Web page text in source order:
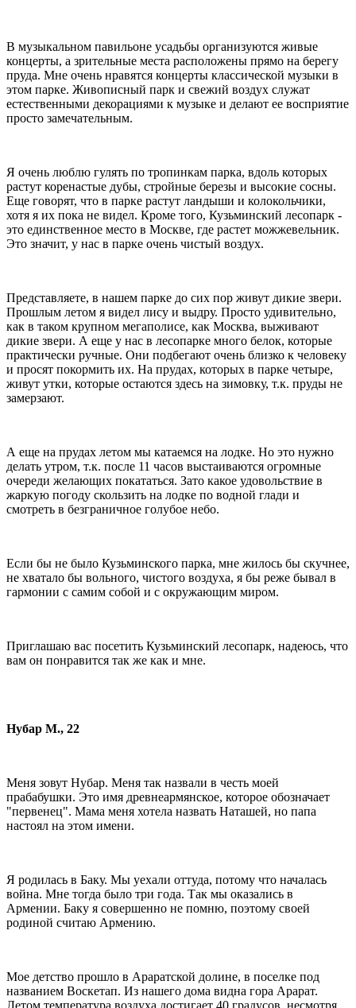
В музыкальном павильоне усадьбы организуются живые
концерты, а зрительные места расположены прямо на берегу
пруда. Мне очень нравятся концерты классической музыки в
этом парке. Живописный парк и свежий воздух служат
естественными декорациями к музыке и делают ее восприятие
просто замечательным.
Я очень люблю гулять по тропинкам парка, вдоль которых
растут коренастые дубы, стройные березы и высокие сосны.
Еще говорят, что в парке растут ландыши и колокольчики,
хотя я их пока не видел. Кроме того, Кузьминский лесопарк -
это единственное место в Москве, где растет можжевельник.
Это значит, у нас в парке очень чистый воздух.
Представляете, в нашем парке до сих пор живут дикие звери.
Прошлым летом я видел лису и выдру. Просто удивительно,
как в таком крупном мегаполисе, как Москва, выживают
дикие звери. А еще у нас в лесопарке много белок, которые
практически ручные. Они подбегают очень близко к человеку
и просят покормить их. На прудах, которых в парке четыре,
живут утки, которые остаются здесь на зимовку, т.к. пруды не
замерзают.
А еще на прудах летом мы катаемся на лодке. Но это нужно
делать утром, т.к. после 11 часов выстаиваются огромные
очереди желающих покататься. Зато какое удовольствие в
жаркую погоду скользить на лодке по водной глади и
смотреть в безграничное голубое небо.
Если бы не было Кузьминского парка, мне жилось бы скучнее,
не хватало бы вольного, чистого воздуха, я бы реже бывал в
гармонии с самим собой и с окружающим миром.
Приглашаю вас посетить Кузьминский лесопарк, надеюсь, что
вам он понравится так же как и мне.
Нубар М., 22
Меня зовут Нубар. Меня так назвали в честь моей
прабабушки. Это имя древнеармянское, которое обозначает
"первенец". Мама меня хотела назвать Наташей, но папа
настоял на этом имени.
Я родилась в Баку. Мы уехали оттуда, потому что началась
война. Мне тогда было три года. Так мы оказались в
Армении. Баку я совершенно не помню, поэтому своей
родиной считаю Армению.
Мое детство прошло в Араратской долине, в поселке под
названием Воскетап. Из нашего дома видна гора Арарат.
Летом температура воздуха достигает 40 градусов, несмотря